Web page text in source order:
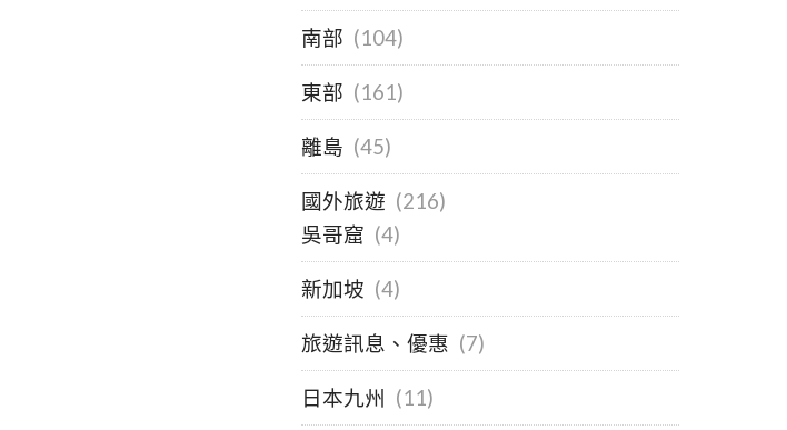
南部 (104)
東部 (161)
離島 (45)
國外旅遊 (216)
吳哥窟 (4)
新加坡 (4)
旅遊訊息、優惠 (7)
日本九州 (11)